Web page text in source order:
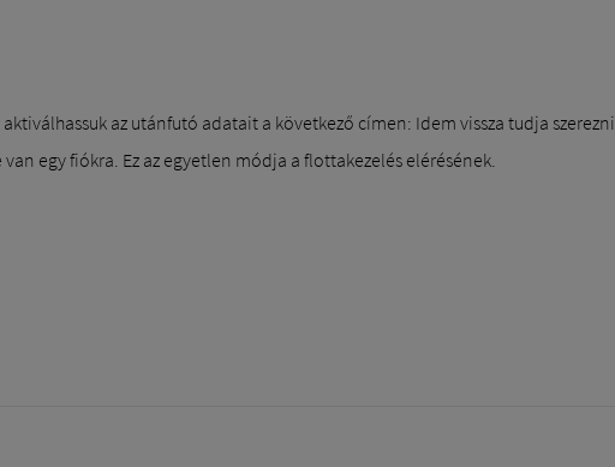
aktiválhassuk az utánfutó adatait a következő címen: Idem vissza tudja szerezni.
van egy fiókra. Ez az egyetlen módja a flottakezelés elérésének.